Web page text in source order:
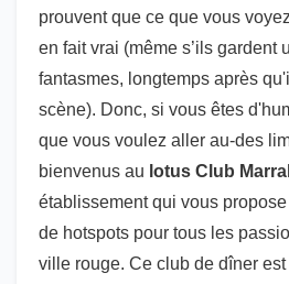
prouvent que ce que vous
en fait vrai (même s’ils gardent
fantasmes, longtemps après
scène). Donc, si vous êtes
que vous voulez aller au-des
bienvenus au lotus Club
établissement qui vous
de hotspots pour tous les
ville rouge. Ce club de dîner